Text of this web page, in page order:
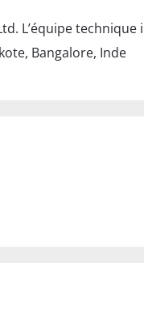
L’équipe
Bangalore, Inde